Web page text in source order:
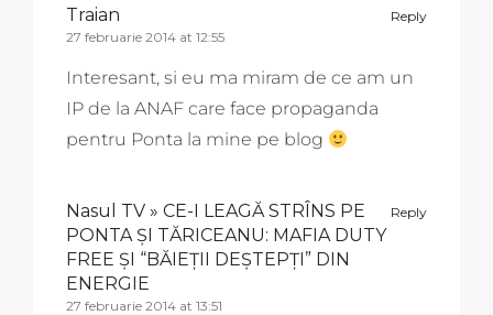
Reply
Traian
27 februarie 2014 at 12:55
Interesant, si eu ma miram de ce am un
IP de la ANAF care face propaganda
pentru Ponta la mine pe blog
Reply
Nasul TV » CE-I LEAGĂ STRÎNS PE
PONTA ȘI TĂRICEANU: MAFIA DUTY
FREE ȘI “BĂIEȚII DEȘTEPȚI” DIN
ENERGIE
27 februarie 2014 at 13:51